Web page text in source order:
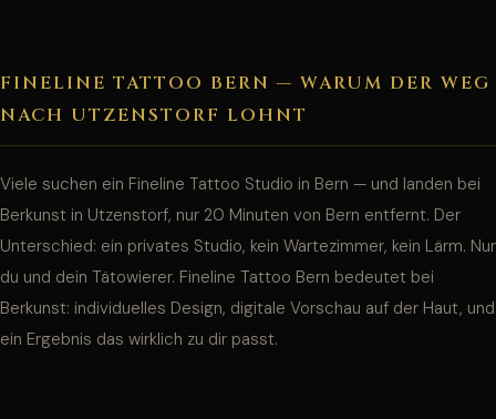
FINELINE TATTOO BERN — WARUM DER WEG
NACH UTZENSTORF LOHNT
Viele suchen ein Fineline Tattoo Studio in Bern — und landen bei
Berkunst in Utzenstorf, nur 20 Minuten von Bern entfernt. Der
Unterschied: ein privates Studio, kein Wartezimmer, kein Lärm. Nur
du und dein Tätowierer. Fineline Tattoo Bern bedeutet bei
Berkunst: individuelles Design, digitale Vorschau auf der Haut, und
ein Ergebnis das wirklich zu dir passt.